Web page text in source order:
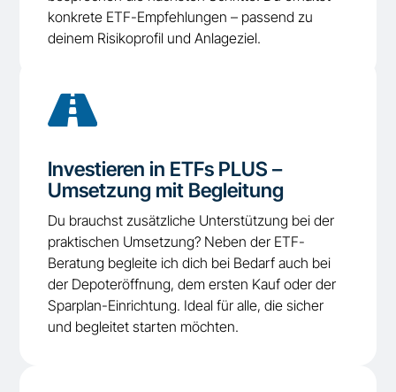
konkrete ETF-Empfehlungen – passend zu
deinem Risikoprofil und Anlageziel.

Investieren in ETFs PLUS –
Umsetzung mit Begleitung
Du brauchst zusätzliche Unterstützung bei der
praktischen Umsetzung? Neben der ETF-
Beratung begleite ich dich bei Bedarf auch bei
der Depoteröffnung, dem ersten Kauf oder der
Sparplan-Einrichtung. Ideal für alle, die sicher
und begleitet starten möchten.